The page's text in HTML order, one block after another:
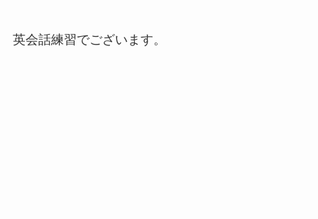
英会話練習でございます。